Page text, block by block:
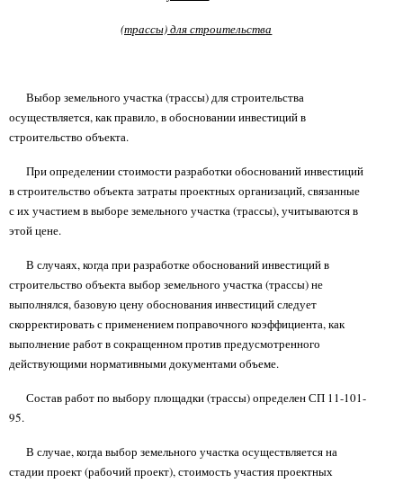
(трассы) для строительства
Выбор земельного участка (трассы) для строительства
осуществляется, как правило, в обосновании инвестиций в
строительство объекта.
При определении стоимости разработки обоснований инвестиций
в строительство объекта затраты проектных организаций, связанные
с их участием в выборе земельного участка (трассы), учитываются в
этой цене.
В случаях, когда при разработке обоснований инвестиций в
строительство объекта выбор земельного участка (трассы) не
выполнялся, базовую цену обоснования инвестиций следует
скорректировать с применением поправочного коэффициента, как
выполнение работ в сокращенном против предусмотренного
действующими нормативными документами объеме.
Состав работ по выбору площадки (трассы) определен СП 11-101-
95.
В случае, когда выбор земельного участка осуществляется на
стадии проект (рабочий проект), стоимость участия проектных